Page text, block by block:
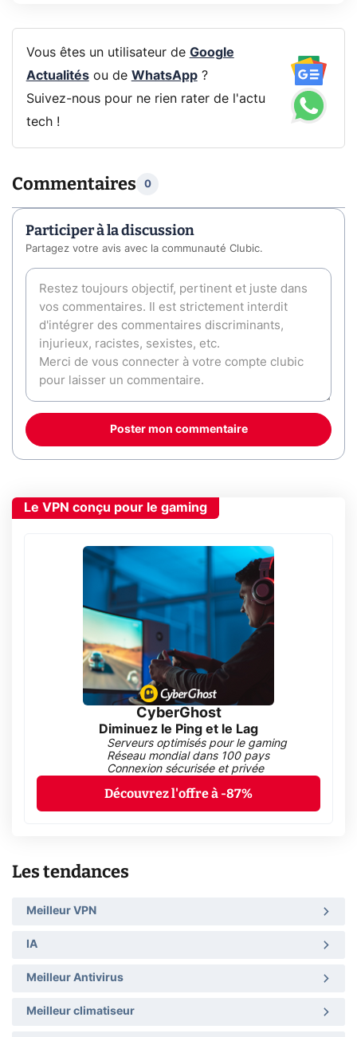
Vous êtes un utilisateur de Google
Actualitésou de WhatsApp?
Suivez-nous pour ne rien rater de l'actu
tech !
Commentaires 0
Participer à la discussion
Partagez votre avis avec la communauté Clubic.
Poster mon commentaire
Le VPN conçu pour le gaming
CyberGhost
Diminuez le Ping et le Lag
Serveurs optimisés pour le gaming
Réseau mondial dans 100 pays
Connexion sécurisée et privée
Découvrez l'offre à -87%
Les tendances
Meilleur VPN
IA
Meilleur Antivirus
Meilleur climatiseur